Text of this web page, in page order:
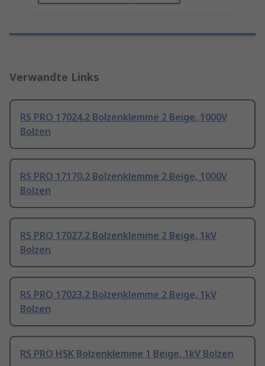
Verwandte Links
RS PRO 17024.2 Bolzenklemme 2 Beige, 1000V
Bolzen
RS PRO 17170.2 Bolzenklemme 2 Beige, 1000V
Bolzen
RS PRO 17027.2 Bolzenklemme 2 Beige, 1kV
Bolzen
RS PRO 17023.2 Bolzenklemme 2 Beige, 1kV
Bolzen
RS PRO HSK Bolzenklemme 1 Beige, 1kV Bolzen